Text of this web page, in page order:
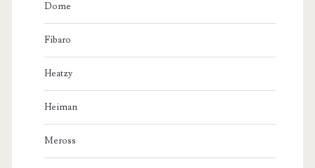
Dome
Fibaro
Heatzy
Heiman
Meross